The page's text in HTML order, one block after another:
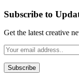
Subscribe to
Get the latest creative